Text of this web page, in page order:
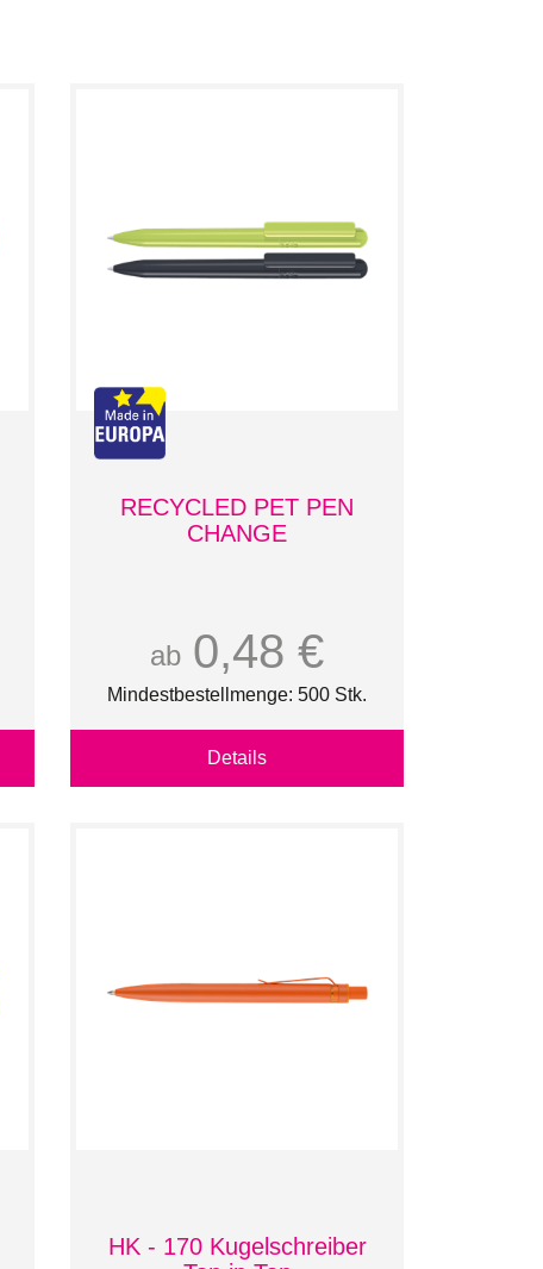
RECYCLED PET PEN
CHANGE
ab 0,48 €
Mindestbestellmenge: 500 Stk.
Details
HK - 170 Kugelschreiber